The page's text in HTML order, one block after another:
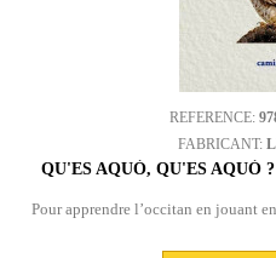
REFERENCE:
FABRICANT:
QU'ES AQUÒ, QU'ES AQUÒ
Pour apprendre l’occitan en jouant